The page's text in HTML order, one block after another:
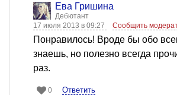
Ева Гришина
Дебютант
17 июля 2013 в 09:27
Сообщить
Понравилось! Вроде бы обо
знаешь, но полезно всегда
раз.
0 Ответить